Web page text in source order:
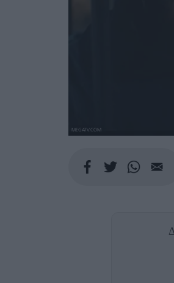
MEGATV.COM